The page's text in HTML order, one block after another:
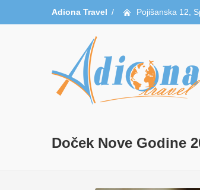
Adiona Travel / Pojišanska 12,
Doček Nove Godine